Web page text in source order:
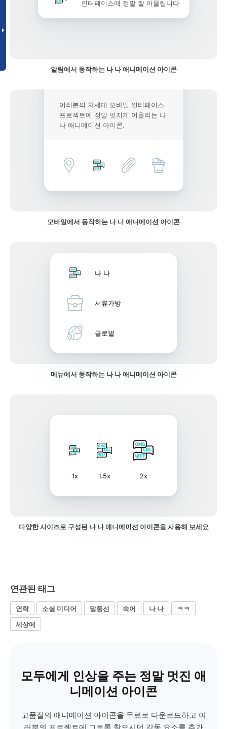
인터페이스에 정말 잘 어울립니다
알림에서 동작하는 나 나 애니메이션 아이콘
여러분의 차세대 모바일 인터페이스
프로젝트에 정말 멋지게 어울리는 나
나 애니메이션 아이콘.
모바일에서 동작하는 나 나 애니메이션 아이콘
나 나
서류가방
글로벌
메뉴에서 동작하는 나 나 애니메이션 아이콘
1x 1.5x 2x
다양한 사이즈로 구성된 나 나 애니메이션 아이콘을 사용해 보세요
연관된 태그
연락 소셜 미디어 말풍선 속어 나 나
ㅋㅋ
세상에
모두에게 인상을 주는 정말 멋진 애
니메이션 아이콘
고품질의 애니메이션 아이콘을 무료로 다운로드하고 여